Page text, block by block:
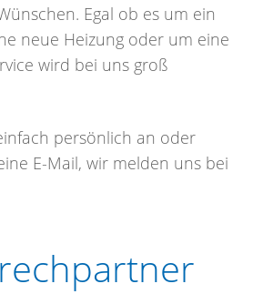
Egal ob es um ein
neue Heizung oder um eine
wird bei uns groß
persönlich an oder
E-Mail, wir melden uns bei